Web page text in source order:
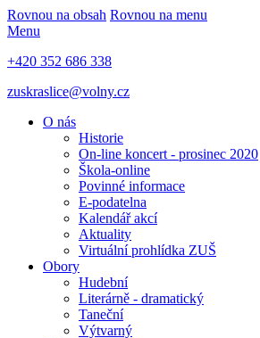
Rovnou na obsah Rovnou na menu
Menu
+420 352 686 338
zuskraslice@volny.cz
O nás
Historie
On-line koncert - prosinec 2020
Škola-online
Povinné informace
E-podatelna
Kalendář akcí
Aktuality
Virtuální prohlídka ZUŠ
Obory
Hudební
Literárně - dramatický
Taneční
Výtvarný